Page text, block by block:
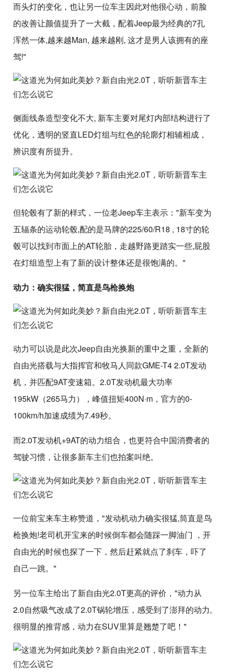
而头灯的变化，也让另一位车主因此对他很心动，前脸
的改善让颜值提升了一大截，配着Jeep最为经典的7孔
浑然一体,越来越Man, 越来越刚, 这才是男人该拥有的座
驾!"
侧面线条造型变化不大, 新车主要对尾灯内部结构进行了
优化，透明的竖直LED灯组与红色的轮廓灯相辅相成，
辨识度有所提升。
但轮毂有了新的样式，一位老Jeep车主表示："新车变为
五辐条的运动轮毂,配的是马牌的225/60/R18 , 18寸的轮
毂可以找到市面上的AT轮胎，走越野路更踏实一些,屁股
在灯组造型上有了新的设计整体还是很饱满的。"
动力：确实很猛，简直是鸟枪换炮
动力可以说是此次Jeep自由光换新的重中之重，全新的
自由光搭载与大指挥官和牧马人同款GME-T4 2.0T发动
机，并匹配9AT变速箱。2.0T发动机最大功率
195kW（265马力），峰值扭矩400N·m，官方的0-
100km/h加速成绩为7.49秒。
而2.0T发动机+9AT的动力组合，也更符合中国消费者的
驾驶习惯，让很多新车主们也拍案叫绝。
一位前宝来车主称赞道，"发动机动力确实很猛,筒直是鸟
枪换炮!老司机开宝来的时候倒车都会随踩一脚油门 ，开
自由光的时候也探了一下，然后赶紧就点了刹车，吓了
自己一跳。"
另一位车主给出了新自由光2.0T更高的评价，"动力从
2.0自然吸气改成了2.0T锅轮增压，感受到了澎拜的动力,
很明显的推背感，动力在SUV里算是翘楚了吧！"